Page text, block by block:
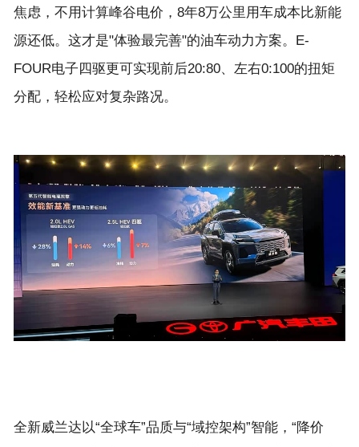
焦虑，不用计算峰谷电价，8年8万公里用车成本比新能
源还低。这才是"体验最完善"的油车动力方案。E-
FOUR电子四驱更可实现前后20:80、左右0:100的扭矩
全新威兰达以“全球车”品质与“域控架构”智能，“降价